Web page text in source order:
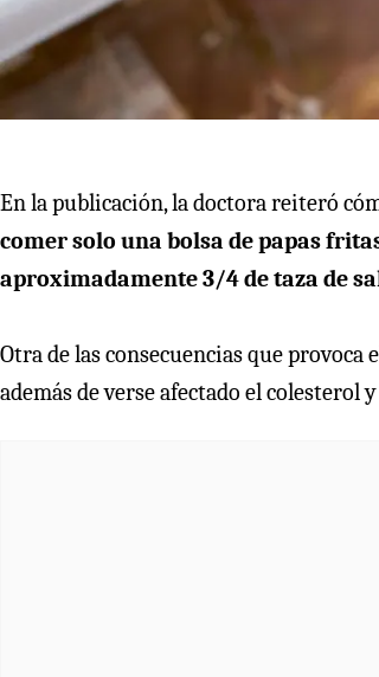
En la publicación, la doctora reiteró
comer solo una bolsa de papas
aproximadamente 3/4 de taza de
Otra de las consecuencias que
además de verse afectado el colesterol